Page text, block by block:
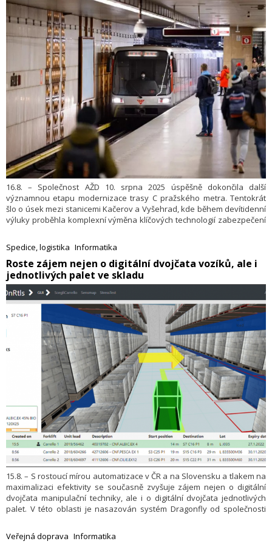
k rozsáhlejší automatizaci automatizovaných továrenských provozů
s využitím generativní umělé inteligence.
16.8. – Společnost AŽD 10. srpna 2025 úspěšně dokončila další
významnou etapu modernizace trasy C pražského metra. Tentokrát
šlo o úsek mezi stanicemi Kačerov a Vyšehrad, kde během devítidenní
výluky proběhla komplexní výměna klíčových technologií zabezpečení
technologie, která metru sloužila více než 50 let.
Spedice, logistika Informatika
​Roste zájem nejen o digitální dvojčata vozíků, ale i
jednotlivých palet ve skladu
15.8. – S rostoucí mírou automatizace v ČR a na Slovensku a tlakem na
maximalizaci efektivity se současně zvyšuje zájem nejen o digitální
dvojčata manipulační techniky, ale i o digitální dvojčata jednotlivých
palet. V této oblasti je nasazován systém Dragonfly od společnosti
efektivitu využití manipulační techniky a tím dokonce snížit její počet.
Dragonfly je modulární řešení pro lokalizaci, kontrolu, řízení, navigaci a
Veřejná doprava Informatika